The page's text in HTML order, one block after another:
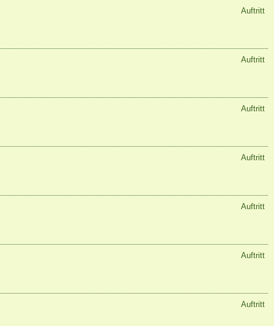
Auftritt
Auftritt
Auftritt
Auftritt
Auftritt
Auftritt
Auftritt